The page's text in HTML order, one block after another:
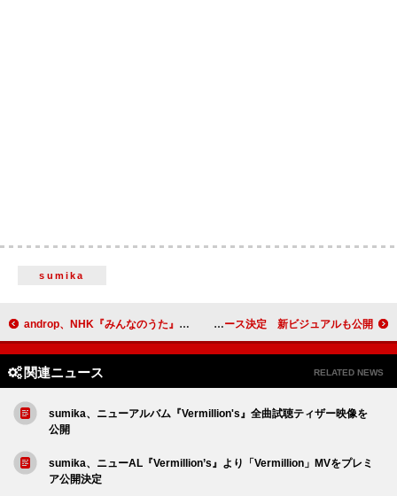
sumika
androp、NHK『みんなのうた』初登場へ 新曲「Mirai Bana（ミライバナ）」書き下ろし XG、「IS THIS LOVE」デジタル・シングルとしてリリース決定 新ビジュアルも公開
関連ニュース RELATED NEWS
sumika、ニューアルバム『Vermillion's』全曲試聴ティザー映像を
公開
sumika、ニューAL『Vermillion’s』より「Vermillion」MVをプレミ
ア公開決定